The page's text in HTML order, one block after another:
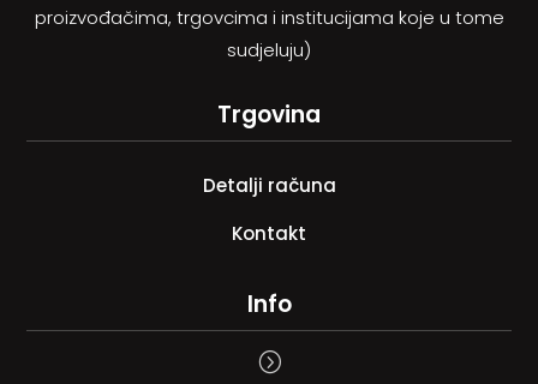
proizvođačima, trgovcima i institucijama koje u tome
sudjeluju)
Trgovina
Detalji računa
Kontakt
Info
=